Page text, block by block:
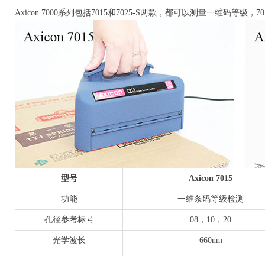
Axicon 7000系列包括7015和7025-S两款，都可以测量一维码等级，
型号 Axicon 7015
功能 一维条码等级检测
孔径参考标号 08，10，20
光学波长 660nm